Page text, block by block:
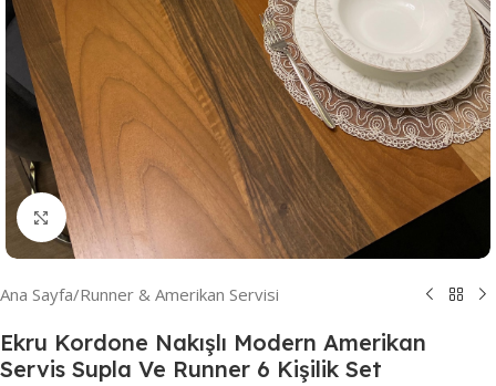
Resmi Büyüt
Ana Sayfa/Runner & Amerikan Servisi
Ekru Kordone Nakışlı Modern Amerikan
Servis Supla Ve Runner 6 Kişilik Set